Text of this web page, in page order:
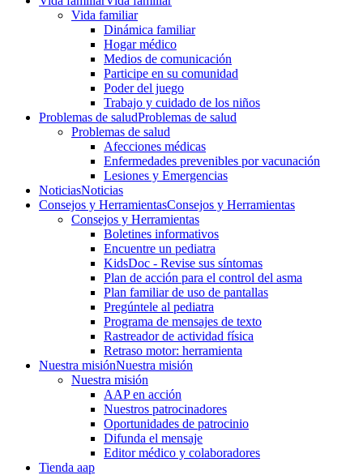
Vida familiar
Dinámica familiar
Hogar médico
Medios de comunicación
Participe en su comunidad
Poder del juego
Trabajo y cuidado de los niños
Problemas de saludProblemas de salud
Problemas de salud
Afecciones médicas
Enfermedades prevenibles por vacunación
Lesiones y Emergencias
NoticiasNoticias
Consejos y HerramientasConsejos y Herramientas
Consejos y Herramientas
Boletines informativos
Encuentre un pediatra
KidsDoc - Revise sus síntomas
Plan de acción para el control del asma
Plan familiar de uso de pantallas
Pregúntele al pediatra
Programa de mensajes de texto
Rastre​​ador de activida​d física
Retraso motor: herramienta
Nuestra misiónNuestra misión
Nuestra misión
AAP en acción
Nuestros patrocinadores
Oportunidades de patrocinio
Difunda el mensaje
Editor médico y colaboradores
Tienda aap